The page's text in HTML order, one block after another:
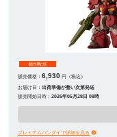
個別配送
販売価格：6,930 円（税込）
お届け日：出荷準備が整い次第発送
販売開始日時：2026年05月28日 08時
プレミアムバンダイで詳細を見る